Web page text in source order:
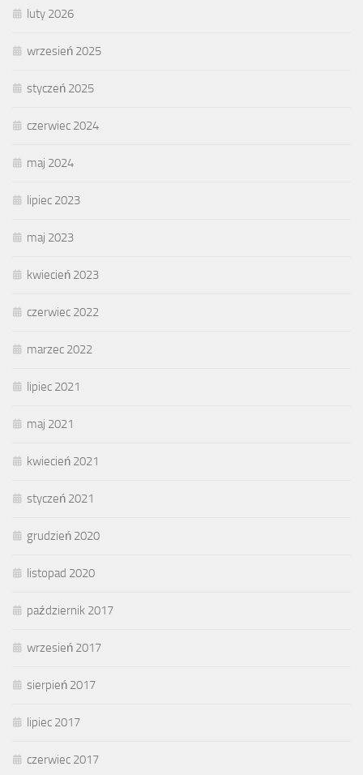
luty 2026
wrzesień 2025
styczeń 2025
czerwiec 2024
maj 2024
lipiec 2023
maj 2023
kwiecień 2023
czerwiec 2022
marzec 2022
lipiec 2021
maj 2021
kwiecień 2021
styczeń 2021
grudzień 2020
listopad 2020
październik 2017
wrzesień 2017
sierpień 2017
lipiec 2017
czerwiec 2017